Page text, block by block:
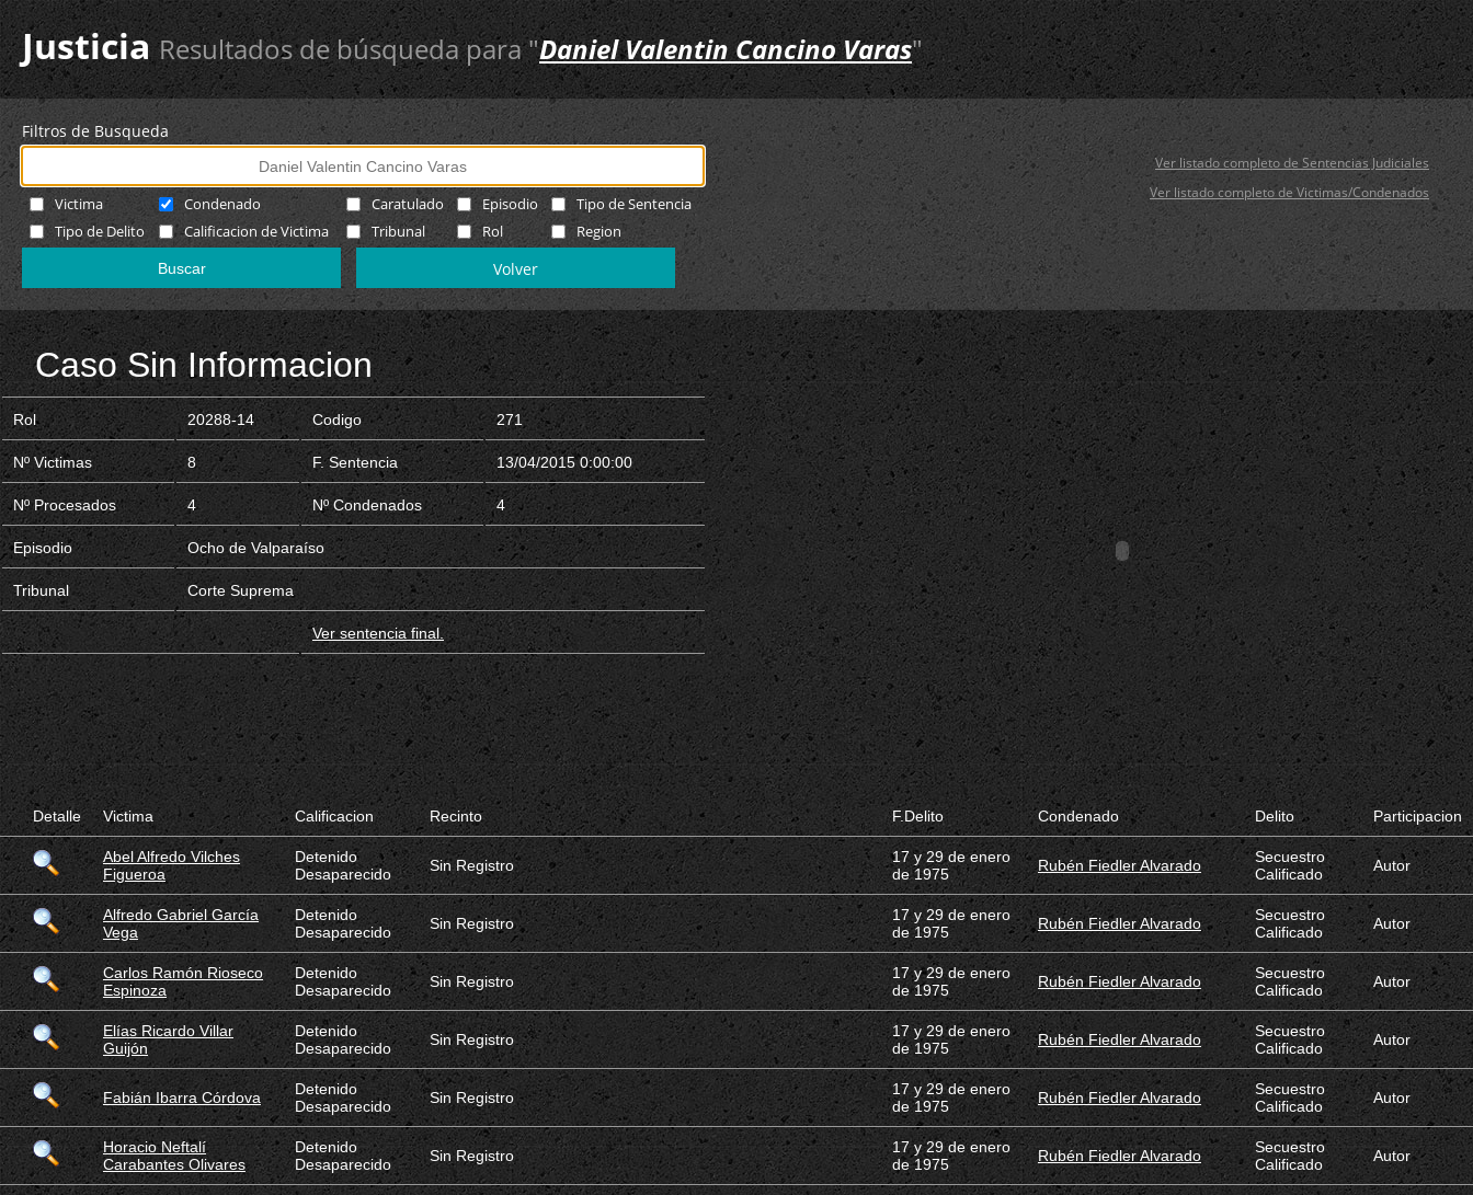
Justicia Resultados de búsqueda para "Daniel Valentin Cancino Varas"
Filtros de Busqueda
Victima Condenado Caratulado Episodio
Tipo de Sentencia
Tipo de Delito
Calificacion de Victima Tribunal Rol Region
Volver
Ver listado completo de Sentencias Judiciales
Ver listado completo de Victimas/Condenados
Caso Sin Informacion
Rol 20288-14 Codigo 271
Nº Victimas 8 F. Sentencia 13/04/2015 0:00:00
Nº Procesados 4 Nº Condenados 4
Episodio Ocho de Valparaíso
Tribunal Corte Suprema
Ver sentencia final.
Detalle Victima Calificacion Recinto F.Delito Condenado Delito Participacion
Abel Alfredo Vilches
Figueroa
Detenido
Desaparecido
Sin Registro
17 y 29 de enero
de 1975
Rubén Fiedler Alvarado
Secuestro
Calificado
Autor
Alfredo Gabriel García
Vega
Detenido
Desaparecido
Sin Registro
17 y 29 de enero
de 1975
Rubén Fiedler Alvarado
Secuestro
Calificado
Autor
Carlos Ramón Rioseco
Espinoza
Detenido
Desaparecido
Sin Registro
17 y 29 de enero
de 1975
Rubén Fiedler Alvarado
Secuestro
Calificado
Autor
Elías Ricardo Villar
Guijón
Detenido
Desaparecido
Sin Registro
17 y 29 de enero
de 1975
Rubén Fiedler Alvarado
Secuestro
Calificado
Autor
Fabián Ibarra Córdova
Detenido
Desaparecido
Sin Registro
17 y 29 de enero
de 1975
Rubén Fiedler Alvarado
Secuestro
Calificado
Autor
Horacio Neftalí
Carabantes Olivares
Detenido
Desaparecido
Sin Registro
17 y 29 de enero
de 1975
Rubén Fiedler Alvarado
Secuestro
Calificado
Autor